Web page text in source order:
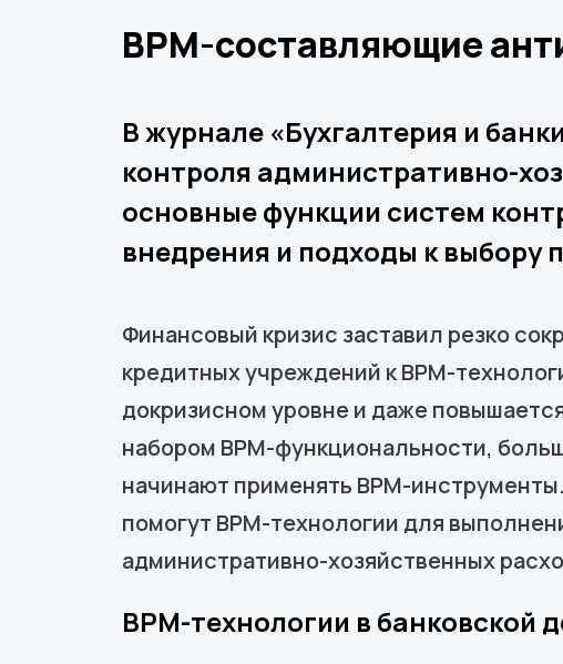
BPM-составляющие
В журнале «Бухгалтерия и
контроля административно-
основные функции систем
внедрения и подходы к
Финансовый кризис заставил резко
кредитных учреждений к BPM-
докризисном уровне и даже
набором BPM-функциональности,
начинают применять BPM-
помогут BPM-технологии для
административно-хозяйственных
BPM-технологии в банковской